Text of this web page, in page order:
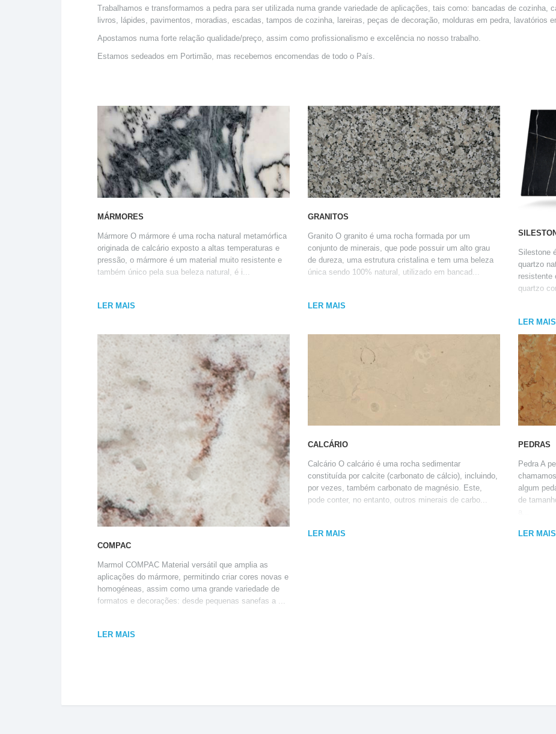
Trabalhamos e transformamos a pedra para ser utilizada numa grande variedade de aplicações, tais como: bancadas de cozinha,
livros, lápides, pavimentos, moradias, escadas, tampos de cozinha, lareiras, peças de decoração, molduras em pedra, lavatórios
Apostamos numa forte relação qualidade/preço, assim como profissionalismo e excelência no nosso trabalho.
Estamos sedeados em Portimão, mas recebemos encomendas de todo o País.
MÁRMORES
Mármore O mármore é uma rocha natural metamórfica
originada de calcário exposto a altas temperaturas e
pressão, o mármore é um material muito resistente e
também único pela sua beleza natural, é i...
LER MAIS
GRANITOS
Granito O granito é uma rocha formada por um
conjunto de minerais, que pode possuir um alto grau
de dureza, uma estrutura cristalina e tem uma beleza
única sendo 100% natural, utilizado em bancad...
LER MAIS
Silestone
quartzo
resistente
quartzo
LER MAIS
COMPAC
Marmol COMPAC Material versátil que amplia as
aplicações do mármore, permitindo criar cores novas e
homogéneas, assim como uma grande variedade de
formatos e decorações: desde pequenas sanefas a ...
LER MAIS
CALCÁRIO
Calcário O calcário é uma rocha sedimentar
constituída por calcite (carbonato de cálcio), incluindo,
por vezes, também carbonato de magnésio. Este,
pode conter, no entanto, outros minerais de carbo...
LER MAIS
PEDRAS
Pedra A
algum
de
LER MAIS